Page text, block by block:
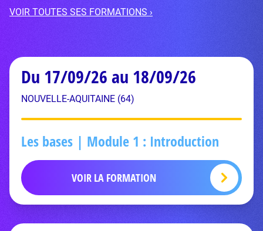
VOIR TOUTES SES FORMATIONS ›
Du 17/09/26 au 18/09/26
NOUVELLE-AQUITAINE (64)
Les bases | Module 1 : Introduction
VOIR LA FORMATION